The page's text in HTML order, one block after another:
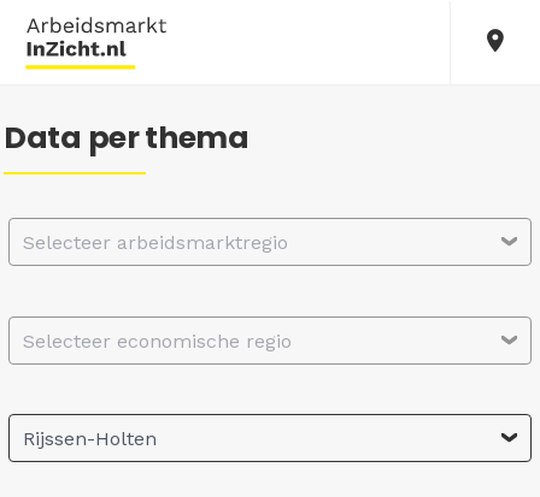
Data per thema
Selecteer arbeidsmarktregio
Selecteer economische regio
Rijssen-Holten